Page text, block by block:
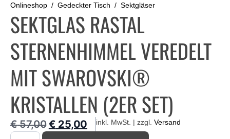
Onlineshop Gedeckter Tisch Sektgläser
SEKTGLAS RASTAL
STERNENHIMMEL VEREDELT
MIT SWAROVSKI®
KRISTALLEN (2ER SET)
€57,00€ 25,00 inkl. MwSt. | zzgl.Versand